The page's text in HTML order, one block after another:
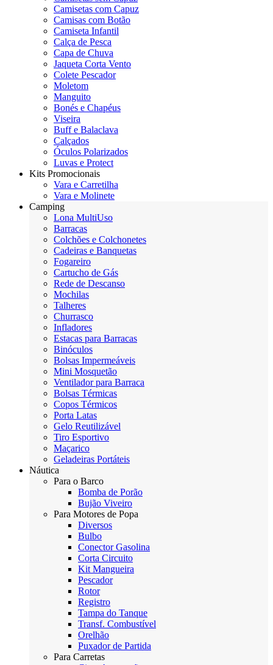
Camisetas com Capuz
Camisas com Botão
Camiseta Infantil
Calça de Pesca
Capa de Chuva
Jaqueta Corta Vento
Colete Pescador
Moletom
Manguito
Bonés e Chapéus
Viseira
Buff e Balaclava
Calçados
Óculos Polarizados
Luvas e Protect
Kits Promocionais
Vara e Carretilha
Vara e Molinete
Camping
Lona MultiUso
Barracas
Colchões e Colchonetes
Cadeiras e Banquetas
Fogareiro
Cartucho de Gás
Rede de Descanso
Mochilas
Talheres
Churrasco
Infladores
Estacas para Barracas
Binóculos
Bolsas Impermeáveis
Mini Mosquetão
Ventilador para Barraca
Bolsas Térmicas
Copos Térmicos
Porta Latas
Gelo Reutilizável
Tiro Esportivo
Maçarico
Geladeiras Portáteis
Náutica
Para o Barco
Bomba de Porão
Bujão Viveiro
Para Motores de Popa
Diversos
Bulbo
Conector Gasolina
Corta Circuito
Kit Mangueira
Pescador
Rotor
Registro
Tampa do Tanque
Transf. Combustível
Orelhão
Puxador de Partida
Para Carretas